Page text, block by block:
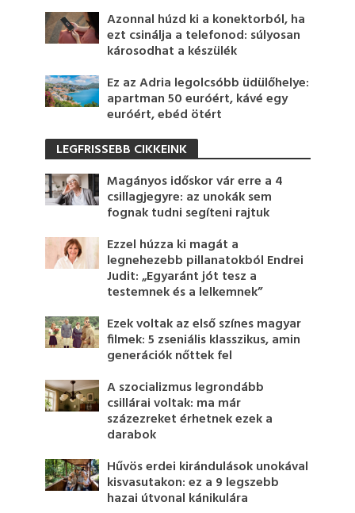
Azonnal húzd ki a konektorból, ha
ezt csinálja a telefonod: súlyosan
károsodhat a készülék
Ez az Adria legolcsóbb üdülőhelye:
apartman 50 euróért, kávé egy
euróért, ebéd ötért
LEGFRISSEBB CIKKEINK
Magányos időskor vár erre a 4
csillagjegyre: az unokák sem
fognak tudni segíteni rajtuk
Ezzel húzza ki magát a
legnehezebb pillanatokból Endrei
Judit: „Egyaránt jót tesz a
testemnek és a lelkemnek”
Ezek voltak az első színes magyar
filmek: 5 zseniális klasszikus, amin
generációk nőttek fel
A szocializmus legrondább
csillárai voltak: ma már
százezreket érhetnek ezek a
darabok
Hűvös erdei kirándulások unokával
kisvasutakon: ez a 9 legszebb
hazai útvonal kánikulára